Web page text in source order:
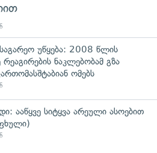
უწყება: 2008 წლის
რეაგირების ნაკლებობამ გზა
ომებს
ააწყვე სიტყვა არეული ასოებით